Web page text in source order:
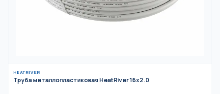
HEATRIVER
Труба металлопластиковая HeatRiver 16x2.0